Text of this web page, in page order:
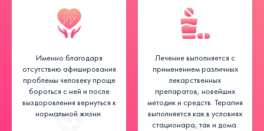
Именно благодаря
отсутствию афиширования
проблемы человеку проще
бороться с ней и после
выздоровления вернуться к
нормальной жизни.
Лечение выполняется с
применением различных
лекарственных
препаратов, новейших
методик и средств. Терапия
выполняется как в условиях
стационара, так и дома.